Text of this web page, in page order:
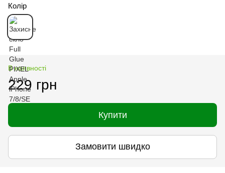
Колір
В наявності
229 грн
Купити
Замовити швидко